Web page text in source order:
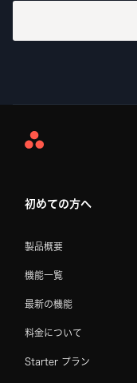
Asana
初めての方へ
製品概要
機能一覧
最新の機能
料金について
Starter プラン